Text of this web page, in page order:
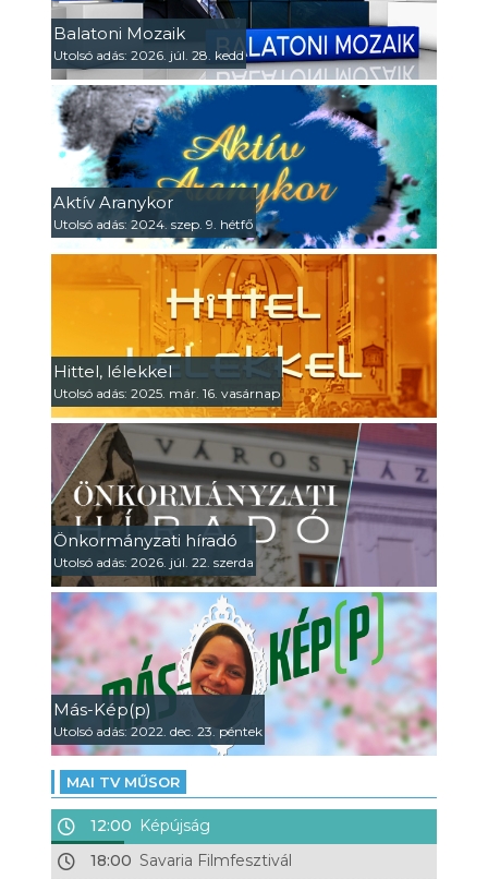
Balatoni Mozaik
Utolsó adás: 2026. júl. 28. kedd
Aktív Aranykor
Utolsó adás: 2024. szep. 9. hétfő
Hittel, lélekkel
Utolsó adás: 2025. már. 16. vasárnap
Önkormányzati híradó
Utolsó adás: 2026. júl. 22. szerda
Más-Kép(p)
Utolsó adás: 2022. dec. 23. péntek
MAI TV MŰSOR
12:00 Képújság
18:00 Savaria Filmfesztivál